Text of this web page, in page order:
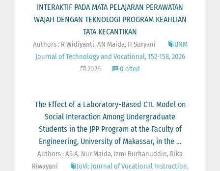
INTERAKTIF PADA MATA PELAJARAN PERAWATAN
WAJAH DENGAN TEKNOLOGI PROGRAM KEAHLIAN
TATA KECANTIKAN
Authors : R Widiyanti, AN Maida, H Suryani
UNM
Journal of Technology and Vocational, 152-158, 2026
2026
0 cited
The Effect of a Laboratory-Based CTL Model on
Social Interaction Among Undergraduate
Students in the JPP Program at the Faculty of
Engineering, University of Makassar, in the …
Authors : AS A. Nur Maida, Izmi Burhanuddin, Rika
Riwayani
JoVi: Journal of Vocational Instruction,